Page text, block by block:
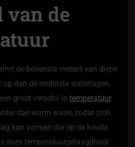
van de
de bovenste meters van diepe
dan de onderste waterlagen.
groot verschil in temperatuur.
dan warm water, zodat zich
kan vormen die op de koude
deze temperatuurgelaagdheid